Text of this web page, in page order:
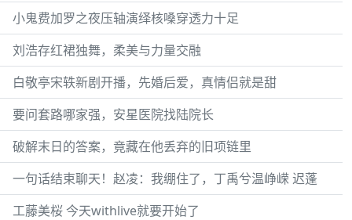
小鬼费加罗之夜压轴演绎核嗓穿透力十足
刘浩存红裙独舞，柔美与力量交融
白敬亭宋轶新剧开播，先婚后爱，真情侣就是甜
要问套路哪家强，安星医院找陆院长
破解末日的答案，竟藏在他丢弃的旧项链里
一句话结束聊天！赵凌：我绷住了，丁禹兮温峥嵘 迟蓬
工藤美桜 今天withlive就要开始了